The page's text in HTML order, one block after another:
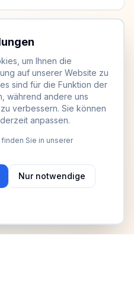
um Ihnen die
auf unserer Website zu
sind für die Funktion der
während andere uns
verbessern. Sie können
anpassen.
Sie in unserer
Nur notwendige